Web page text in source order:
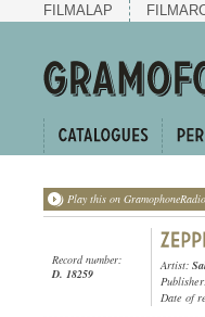
FILMALAP
Play this on
Record number:
D. 18259
Artist:
Date of